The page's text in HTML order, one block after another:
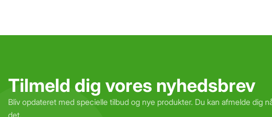
Tilmeld dig vores nyhedsbrev
Bliv opdateret med specielle tilbud og nye produkter. Du kan afmelde dig
det.